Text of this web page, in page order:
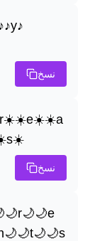
نسخ
نسخ